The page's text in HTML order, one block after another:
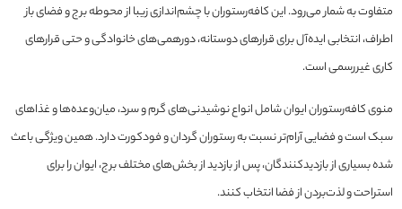
متفاوت به شمار می‌رود. این کافه‌رستوران با چشم‌اندازی زیبا از محوطه برج و فضای باز
اطراف، انتخابی ایده‌آل برای قرارهای دوستانه، دورهمی‌های خانوادگی و حتی قرارهای
کاری غیررسمی است.
منوی کافه‌رستوران ایوان شامل انواع نوشیدنی‌های گرم و سرد، میان‌وعده‌ها و غذاهای
سبک است و فضایی آرام‌تر نسبت به رستوران گردان و فودکورت دارد. همین ویژگی باعث
شده بسیاری از بازدیدکنندگان، پس از بازدید از بخش‌های مختلف برج، ایوان را برای
استراحت و لذت‌بردن از فضا انتخاب کنند.